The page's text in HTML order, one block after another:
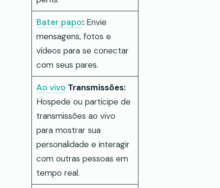
Bater papo:Envie
mensagens, fotos e
vídeos para se conectar
com seus pares.
Ao vivo Transmissões:
Hospede ou participe de
transmissões ao vivo
para mostrar sua
personalidade e interagir
com outras pessoas em
tempo real.